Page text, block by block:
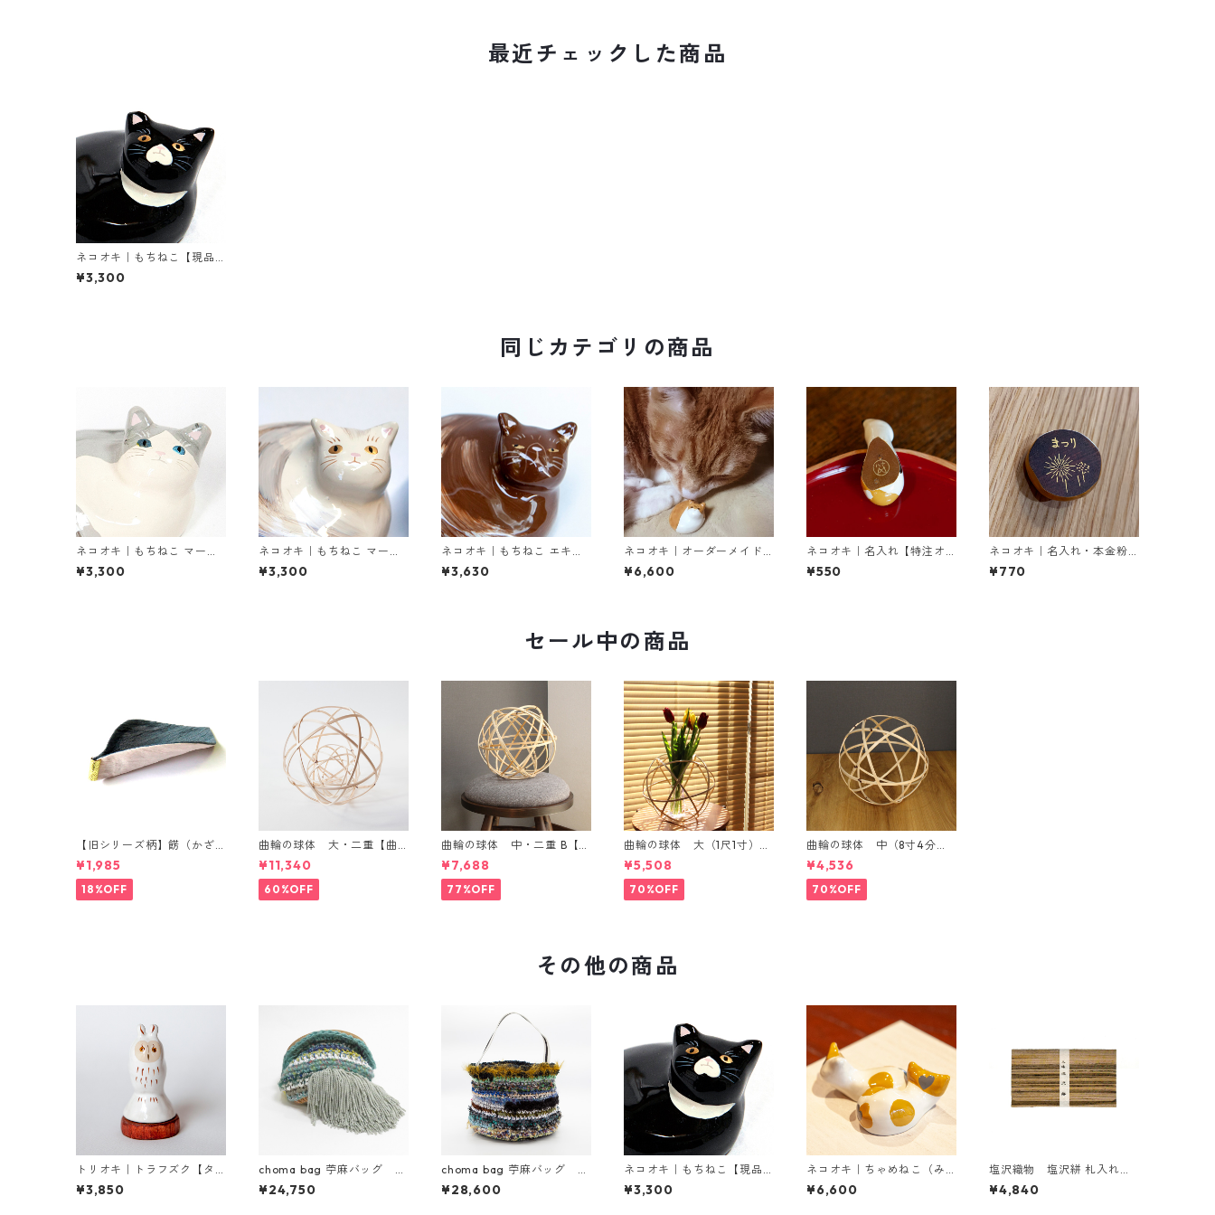
最近チェックした商品
ネコオキ｜もちねこ【現品
販売／受注製作 予約受付
中】タクミクラフト限定
¥3,300
同じカテゴリの商品
ネコオキ｜もちねこ マーブ
ルA【現品販売／受注製作
予約受付中】タクミクラフ
¥3,300
ネコオキ｜もちねこ マーブ
ルB【現品販売／受注販売・
予約受付】タクミクラフト
¥3,300
ネコオキ｜もちねこ エキゾ
チックショートヘア【受注
製作 予約受付中／タクミク
¥3,630
ネコオキ｜オーダーメイド
【特注オプション】
¥6,600
ネコオキ｜名入れ【特注オ
プション】
¥550
ネコオキ｜名入れ・本金粉
蒔絵【特注オプション】
¥770
セール中の商品
【旧シリーズ柄】餝（かざ
り）金具付き 小千谷縮コー
スター（単品）
¥1,985
18%OFF
曲輪の球体 大・二重【曲
輪の弁当箱 発売記念・限定
特別価格】
¥11,340
60%OFF
曲輪の球体 中・二重 B【エ
ンブレムオブジェ発売記
念・限定特別価格】
¥7,688
77%OFF
曲輪の球体 大（1尺1寸）
【エンブレムオブジェ発売
記念・限定特別価格】
¥5,508
70%OFF
曲輪の球体 中（8寸4分）
【エンブレムオブジェ発売
記念・限定特別価格】
¥4,536
70%OFF
その他の商品
トリオキ｜トラフズク【タ
クミクラフト限定】
¥3,850
choma bag 苧麻バッグ フ
サフサクラッチ （グリー
ン）
¥24,750
choma bag 苧麻バッグ シ
ョルダートート （ブルー
系）
¥28,600
ネコオキ｜もちねこ【現品
販売／受注製作 予約受付
中】タクミクラフト限定
¥3,300
ネコオキ｜ちゃめねこ（み
けハート ペア）【受注生
産・予約受付中】
¥6,600
塩沢織物 塩沢絣 札入れ
（飴色に黒縞）
¥4,840